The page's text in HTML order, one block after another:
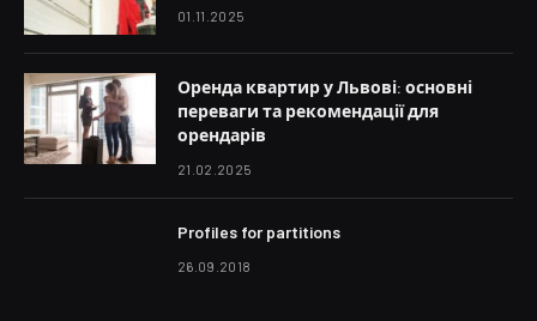
01.11.2025
Оренда квартир у Львові: основні
переваги та рекомендації для
орендарів
21.02.2025
Profiles for partitions
26.09.2018